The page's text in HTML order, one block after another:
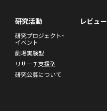
研究活動
研究プロジェクト・
イベント
劇場実験型
リサーチ支援型
研究公募について
レビュー